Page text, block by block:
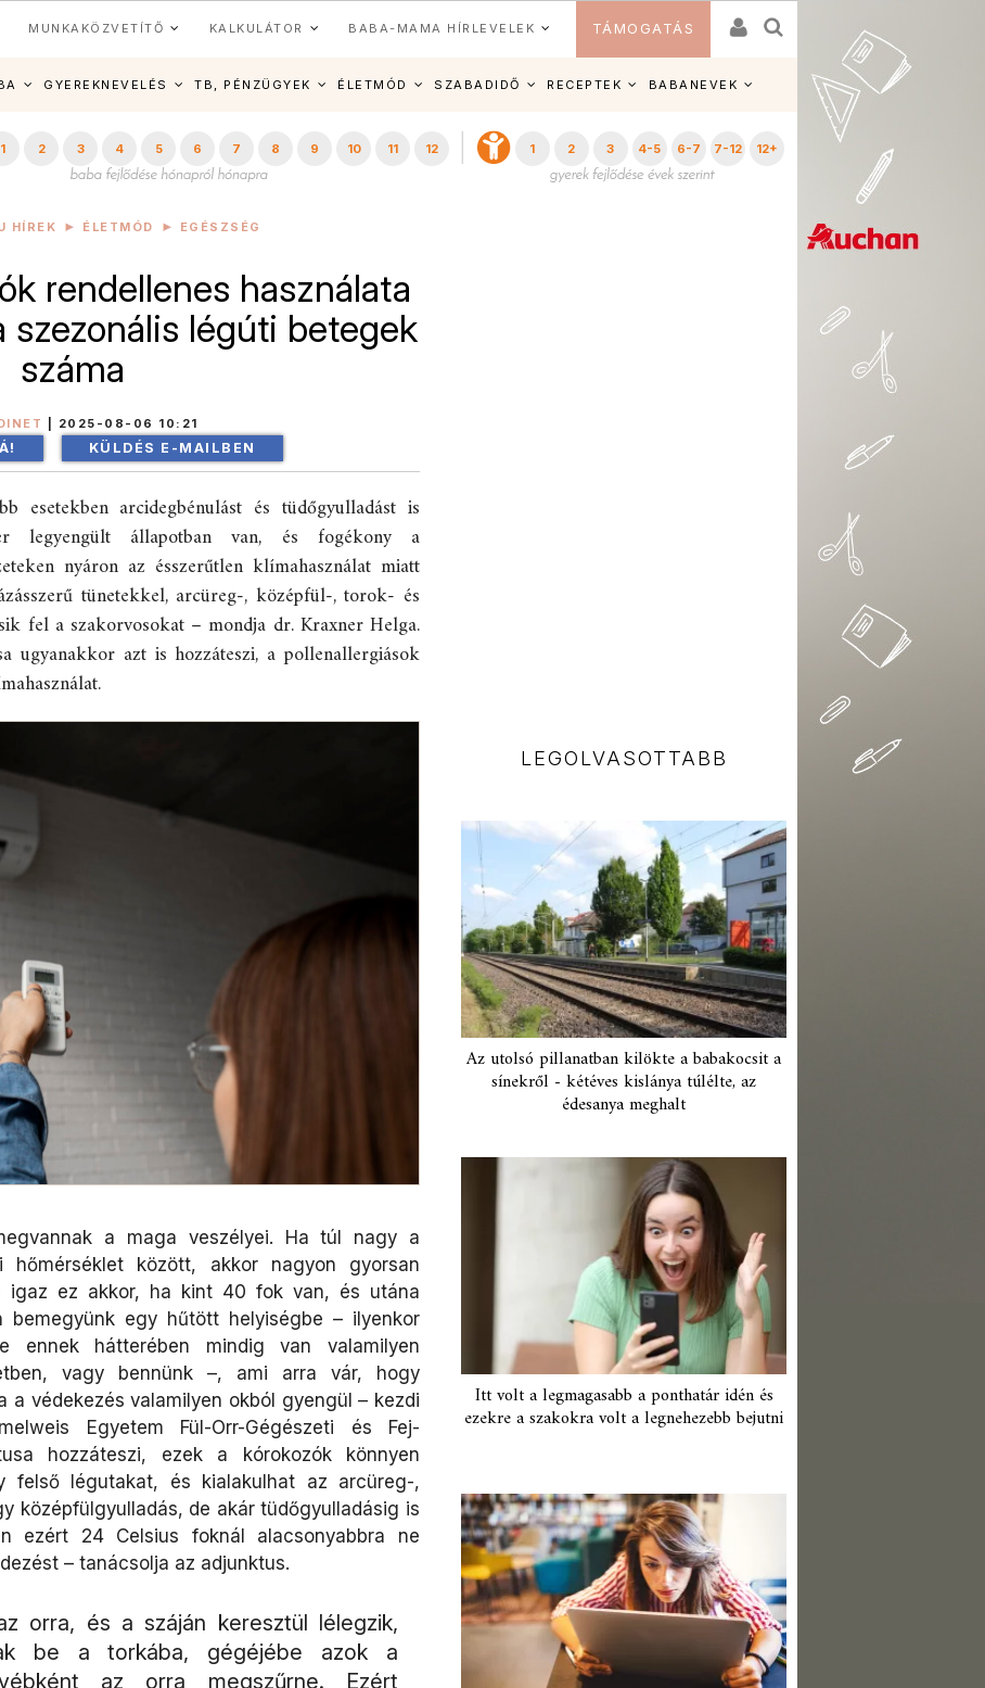
MUNKAKÖZVETÍTŐ KALKULÁTOR BABA-MAMA HÍRLEVELEK TÁMOGATÁS
GYEREKNEVELÉS TB, PÉNZÜGYEK ÉLETMÓD SZABADIDŐ RECEPTEK BABANEVEK
1 2 3 4 5 6 7 8 9 10 11 12 1 2 3 4-5 6-7 7-12 12+
HÍREK ÉLETMÓD EGÉSZSÉG
rendellenes használata
szezonális légúti betegek
száma
2025-08-06 10:21
KÜLDÉS E-MAILBEN
esetekben arcidegbénulást és tüdőgyulladást is
legyengült állapotban van, és fogékony a
nyáron az ésszerűtlen klímahasználat miatt
tünetekkel, arcüreg-, középfül-, torok- és
fel a szakorvosokat – mondja dr. Kraxner Helga.
ugyanakkor azt is hozzáteszi, a pollenallergiások
a maga veszélyei. Ha túl nagy a
között, akkor nagyon gyorsan
igaz ez akkor, ha kint 40 fok van, és utána
bemegyünk egy hűtött helyiségbe – ilyenkor
ennek hátterében mindig van valamilyen
vagy bennünk –, ami arra vár, hogy
a védekezés valamilyen okból gyengül – kezdi
Egyetem Fül-Orr-Gégészeti és Fej-
hozzáteszi, ezek a kórokozók könnyen
felső légutakat, és kialakulhat az arcüreg-,
középfülgyulladás, de akár tüdőgyulladásig is
ezért 24 Celsius foknál alacsonyabbra ne
– tanácsolja az adjunktus.
orra, és a száján keresztül lélegzik,
be a torkába, gégéjébe azok a
az orra megszűrne. Ezért
LEGOLVASOTTABB
Az utolsó pillanatban kilökte a babakocsit a
sínekről - kétéves kislánya túlélte, az
édesanya meghalt
Itt volt a legmagasabb a ponthatár idén és
ezekre a szakokra volt a legnehezebb bejutni